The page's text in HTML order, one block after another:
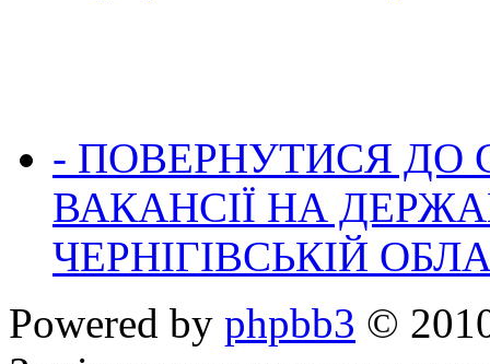
- ПОВЕРНУТИСЯ ДО
ВАКАНСІЇ НА
ЧЕРНІГІВСЬКІЙ
Powered by phpbb3 ©